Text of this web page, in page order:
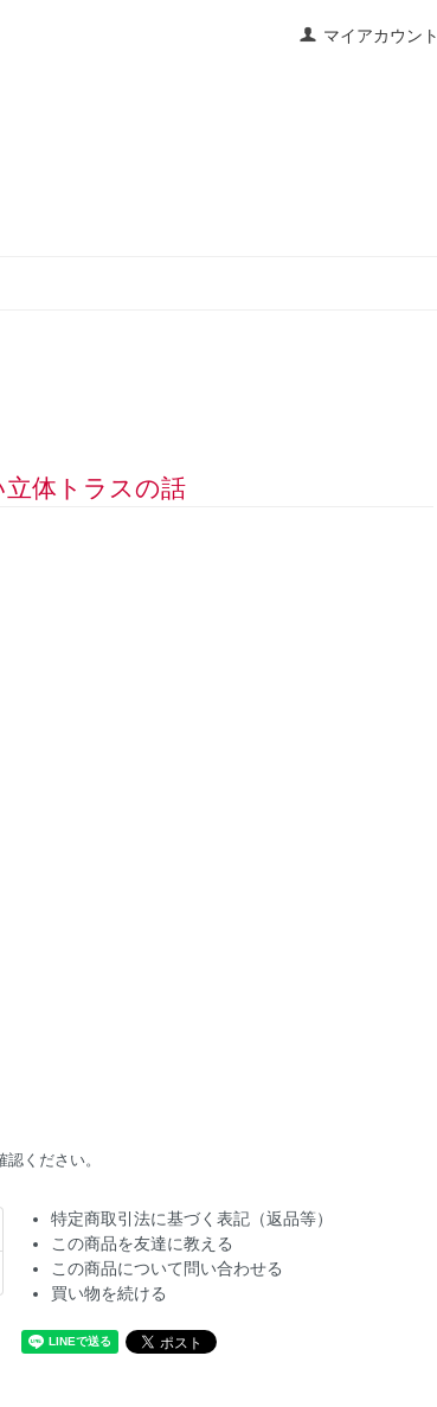
マイアカウント
立体トラスの話
ください。
特定商取引法に基づく表記（返品等）
この商品を友達に教える
この商品について問い合わせる
買い物を続ける